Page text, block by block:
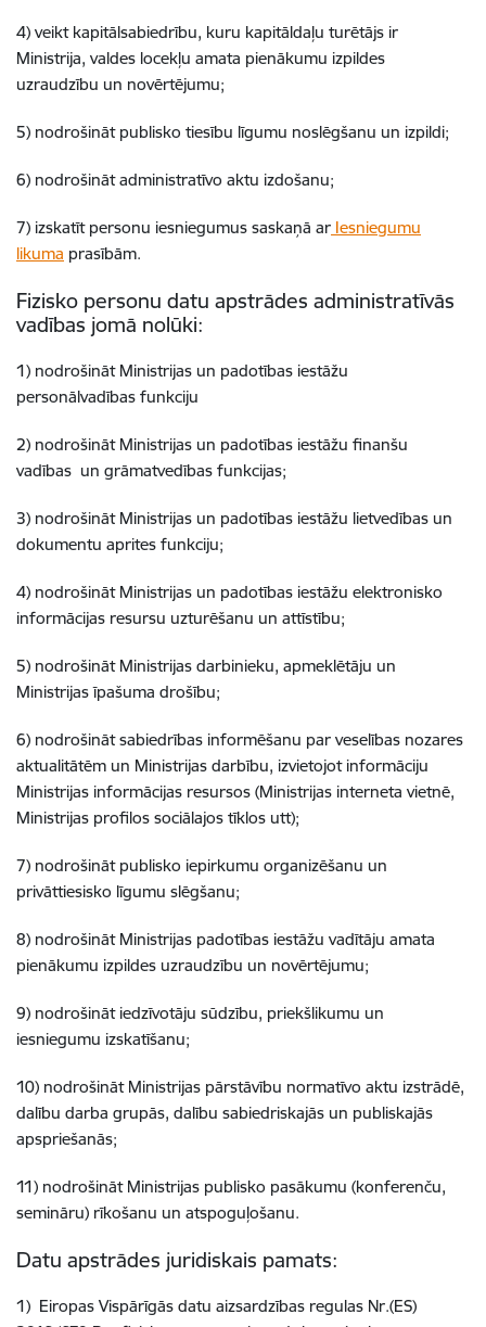
4) veikt kapitālsabiedrību, kuru kapitāldaļu turētājs ir
Ministrija, valdes locekļu amata pienākumu izpildes
uzraudzību un novērtējumu;
5) nodrošināt publisko tiesību līgumu noslēgšanu un izpildi;
6) nodrošināt administratīvo aktu izdošanu;
7) izskatīt personu iesniegumus saskaņā ar Iesniegumu
likuma prasībām.
Fizisko personu datu apstrādes administratīvās
vadības jomā nolūki:
1) nodrošināt Ministrijas un padotības iestāžu
personālvadības funkciju
2) nodrošināt Ministrijas un padotības iestāžu finanšu
vadības un grāmatvedības funkcijas;
3) nodrošināt Ministrijas un padotības iestāžu lietvedības un
dokumentu aprites funkciju;
4) nodrošināt Ministrijas un padotības iestāžu elektronisko
informācijas resursu uzturēšanu un attīstību;
5) nodrošināt Ministrijas darbinieku, apmeklētāju un
Ministrijas īpašuma drošību;
6) nodrošināt sabiedrības informēšanu par veselības nozares
aktualitātēm un Ministrijas darbību, izvietojot informāciju
Ministrijas informācijas resursos (Ministrijas interneta vietnē,
Ministrijas profilos sociālajos tīklos utt);
7) nodrošināt publisko iepirkumu organizēšanu un
privāttiesisko līgumu slēgšanu;
8) nodrošināt Ministrijas padotības iestāžu vadītāju amata
pienākumu izpildes uzraudzību un novērtējumu;
9) nodrošināt iedzīvotāju sūdzību, priekšlikumu un
iesniegumu izskatīšanu;
10) nodrošināt Ministrijas pārstāvību normatīvo aktu izstrādē,
dalību darba grupās, dalību sabiedriskajās un publiskajās
apspriešanās;
11) nodrošināt Ministrijas publisko pasākumu (konferenču,
semināru) rīkošanu un atspoguļošanu.
Datu apstrādes juridiskais pamats:
1) Eiropas Vispārīgās datu aizsardzības regulas Nr.(ES)